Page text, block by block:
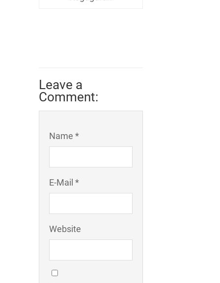
Leave a
Comment:
Name *
E-Mail *
Website